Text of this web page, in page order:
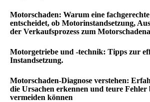
Motorschaden: Warum eine
entscheidet, ob Motorinstandsetzung,
der Verkaufsprozess zum
Motorgetriebe und -technik: Tipps zur
Instandsetzung.
Motorschaden-Diagnose verstehen:
die Ursachen erkennen und teure Fehler
vermeiden können